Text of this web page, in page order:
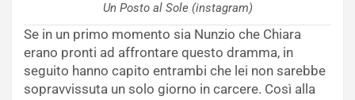
Un Posto al Sole (instagram)
Se in un primo momento sia Nunzio che Chiara
erano pronti ad affrontare questo dramma, in
seguito hanno capito entrambi che lei non sarebbe
sopravvissuta un solo giorno in carcere. Così alla